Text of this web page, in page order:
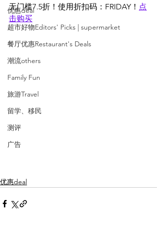
优惠deal
超市好物Editors' Picks | supermarket
餐厅优惠Restaurant's Deals
潮流others
Family Fun
旅游Travel
留学、移民
测评
广告
无门槛7.5折！使用折扣码：FRIDAY！ 点
击购买
优惠deal